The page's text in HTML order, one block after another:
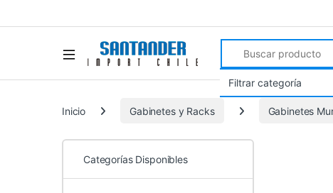
Search for:
Inicio Gabinetes y Racks Gabinetes
Categorías Disponibles